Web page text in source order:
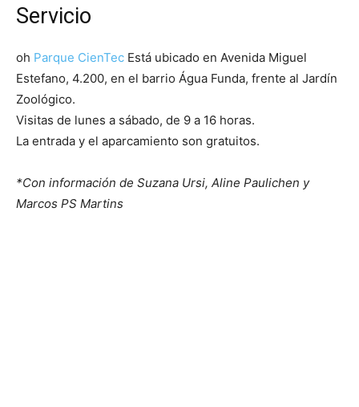
Servicio
oh Parque CienTec Está ubicado en Avenida Miguel
Estefano, 4.200, en el barrio Água Funda, frente al Jardín
Zoológico.
Visitas de lunes a sábado, de 9 a 16 horas.
La entrada y el aparcamiento son gratuitos.
*Con información de Suzana Ursi, Aline Paulichen y
Marcos PS Martins